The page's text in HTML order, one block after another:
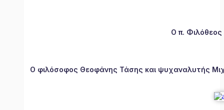
Ο π.
Ο φιλόσοφος Θεοφάνης Τάσης και ψυχαναλυτής